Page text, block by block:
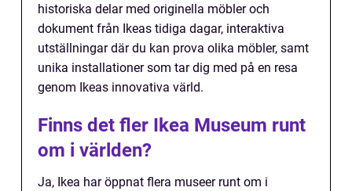
historiska delar med originella möbler och
dokument från Ikeas tidiga dagar, interaktiva
utställningar där du kan prova olika möbler, samt
unika installationer som tar dig med på en resa
genom Ikeas innovativa värld.
Finns det fler Ikea Museum runt
om i världen?
Ja, Ikea har öppnat flera museer runt om i